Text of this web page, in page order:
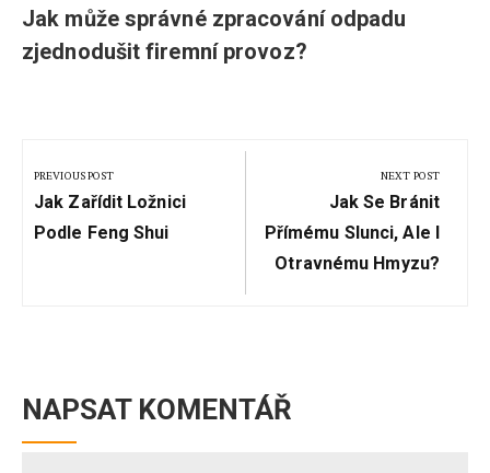
Jak může správné zpracování odpadu
zjednodušit firemní provoz?
pro
příspěvek
PREVIOUS POST
Previous
Post:
Jak Zařídit Ložnici
Podle Feng Shui
NEXT POST
Next
Post:
Jak Se Bránit
Přímému Slunci, Ale I
Otravnému Hmyzu?
NAPSAT KOMENTÁŘ